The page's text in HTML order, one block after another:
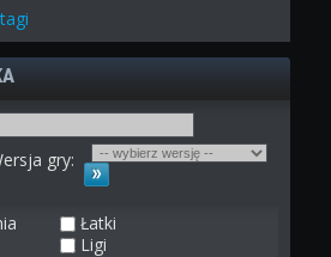
tagi
gry:
Łatki
Ligi